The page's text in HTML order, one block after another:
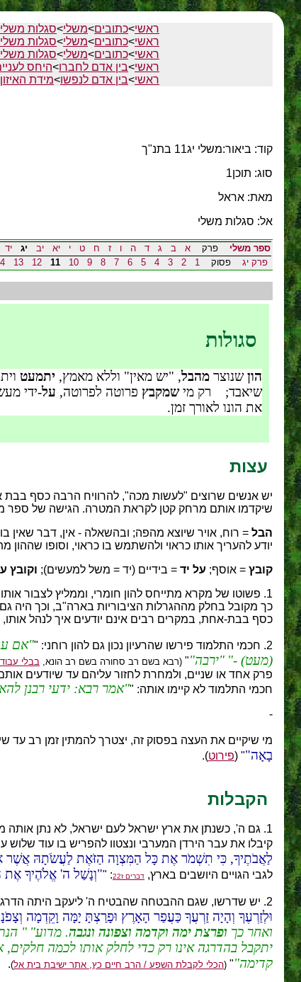
ראשי>כתובים>משלי>סגלות
ראשי>כתובים>משלי>סגלות משלי
ראשי>כתובים>משלי>סגלות משלי
ראשי>בין אדם לחברו>היחס
ראשי>בין אדם לנפשו>מידת האיזון
קוד: ביאור:משלי יג11 בתנ"ך
סוג: תוכן1
מאת: אראל
אל: סגלות משלי
ספר משלי פרק א ב ג ד ה ו ז ח ט י יא יב יג יד
פרק יג פסוק 1
2
3
4
5
6
7
8
9
10
11
12
13
סגולות
הוןשנוצר מהבל, "יש מאין" וללא מאמץ, יתמעט
שיאבד; רק מישמקבץ פרוטה לפרוטה, על-ידי
את הונו לאורך זמן.
עצות
יש אנשים שרוצים "לעשות מכה", להרוויח הרבה כסף
שיקדמו אותם מרחק קטן לקראת המטרה. הגישה של ספר
הבל = רוח, אויר שיוצא מהפה; ובהשאלה - אין, דבר שאין
יודע להעריך אותו כראוי ולהשתמש בו כראוי, וסופו שההון
קובץ = אוסף; על יד = בידיים (יד = משל למעשים); וקובץ
1. פשוטו של מקרא מתייחס להון חומרי, וממליץ לצבור
כך מקובל בחלק מההגרלות הציבוריות בארה"ב, וכך
כסף בבת-אחת, במקרים רבים אינם יודעים איך לנהל אותו,
2. חכמי התלמוד פירשו שהרעיון נכון גם להון רוחני: "
אם
(מעט) -
ירבה " (רבא בשם רב סחורה בשם רב הונא, בבלי
פרק אחד או שניים, ולמחרת לחזור עליהם עד שיודעים
חכמי התלמוד לא קיימו אותה: " אמר רבא: ידעי רבנן
-
מי שיקיים את העצה בפסוק זה, יצטרך להמתין זמן רב עד
בָאָה " (פירוט).
הקבלות
1. גם ה', כשנתן את ארץ ישראל לעם ישראל, לא נתן
קיבלו את עבר הירדן המערבי ונצטוו להפריש בו עוד שלוש
לַאֲבֹתֶיךָ, כִּי תִשְׁמֹר אֶת כָּל הַמִּצְוָה הַזֹּאֶת לַעֲשֹׂתָהּ אֲשֶׁר
לגבי הגויים היושבים בארץ, דברים ז22 : " וְנָשַׁל ה' אֱלֹהֶיךָ אֶת
2. יש שדרשו, שגם ההבטחה שהבטיח ה' ליעקב היתה הדרגתית,
וּלְזַרְעֶךָ וְהָיָה זַרְעֲךָ כַּעֲפַר הָאָרֶץ וּפָרַצְתָּ יָמָּה וָקֵדְמָה
ואחר כך ופרצת ימה וקדמה וצפונה ונגבה. מדוע
יתקבל בהדרגה אינו רק כדי לחלק אותו לכמה חלקים,
קדימה "
(הכלי לקבלת השפע / הרב חיים כץ, אתר ישיבת בית אל)
.